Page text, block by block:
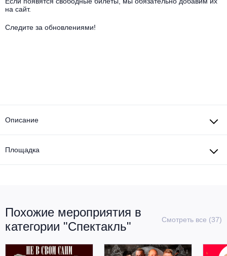
Металл
на сайт.
Следите за обновлениями!
Описание
Площадка
Похожие мероприятия в
категории "Спектакль"
Смотреть все (37)